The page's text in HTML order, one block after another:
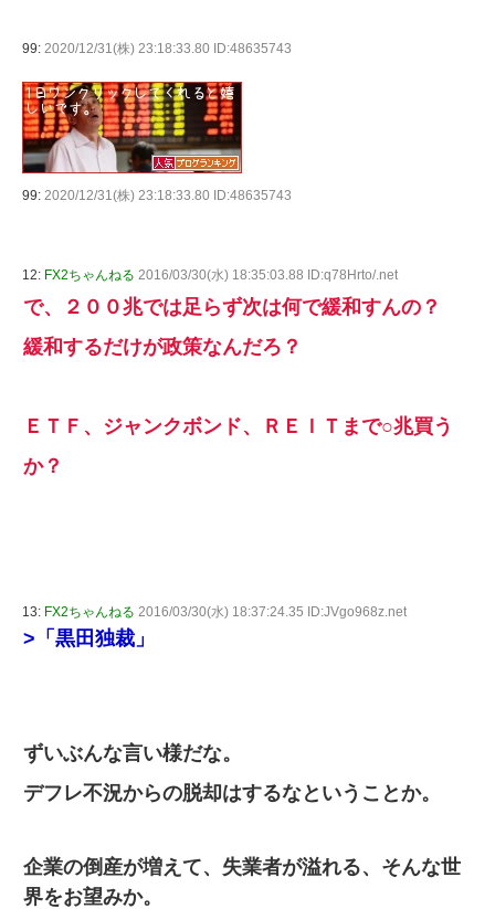
99: 2020/12/31(株) 23:18:33.80 ID:48635743
99: 2020/12/31(株) 23:18:33.80 ID:48635743
12: FX2ちゃんねる 2016/03/30(水) 18:35:03.88 ID:q78Hrto/.net
で、２００兆では足らず次は何で緩和すんの？
緩和するだけが政策なんだろ？
ＥＴＦ、ジャンクボンド、ＲＥＩＴまで○兆買う
か？
13: FX2ちゃんねる 2016/03/30(水) 18:37:24.35 ID:JVgo968z.net
>「黒田独裁」
ずいぶんな言い様だな。
デフレ不況からの脱却はするなということか。
企業の倒産が増えて、失業者が溢れる、そんな世
界をお望みか。